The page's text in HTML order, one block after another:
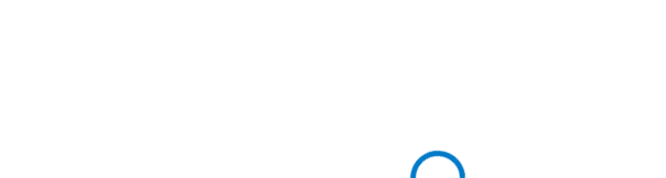
10.8.2026